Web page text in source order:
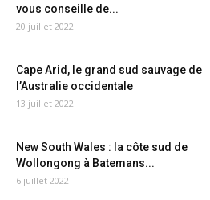
vous conseille de...
20 juillet 2022
Cape Arid, le grand sud sauvage de
l’Australie occidentale
13 juillet 2022
New South Wales : la côte sud de
Wollongong à Batemans...
6 juillet 2022